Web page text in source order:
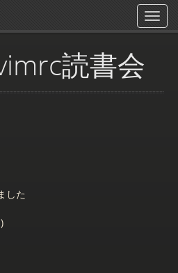
読書会
した
)